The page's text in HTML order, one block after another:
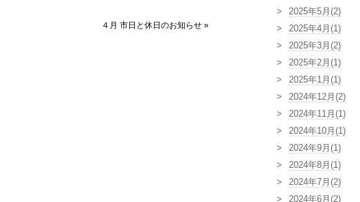
４月 市日と休日のお知らせ »
2025年5月(2)
2025年4月(1)
2025年3月(2)
2025年2月(1)
2025年1月(1)
2024年12月(2)
2024年11月(1)
2024年10月(1)
2024年9月(1)
2024年8月(1)
2024年7月(2)
2024年6月(2)